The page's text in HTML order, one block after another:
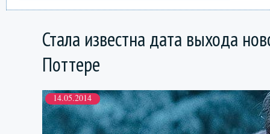
Стала известна дата выхода
Поттере
14.05.2014